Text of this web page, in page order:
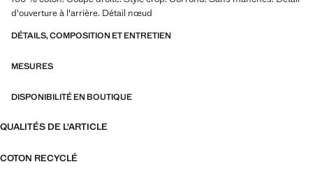
d'ouverture à l'arrière. Détail nœud
DÉTAILS, COMPOSITION ET ENTRETIEN
MESURES
DISPONIBILITÉ EN BOUTIQUE
QUALITÉS DE L'ARTICLE
COTON RECYCLÉ